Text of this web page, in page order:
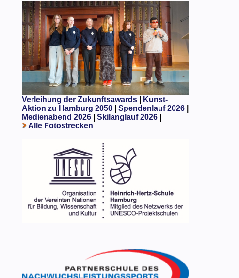
Verleihung der Zukunftsawards|
Kunst-
Aktion zu Hamburg 2050
Spendenlauf 2026|
Medienabend 2026| Skilanglauf 2026|
Alle Fotostrecken